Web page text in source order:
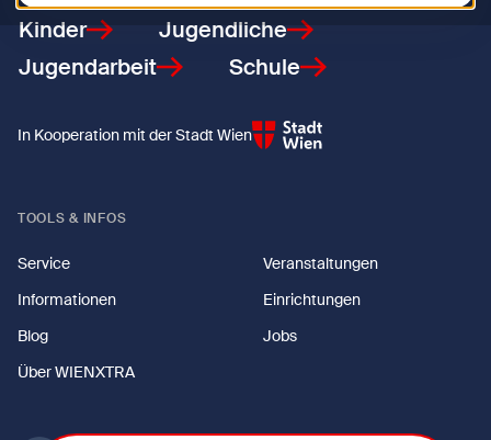
Kinder
Jugendliche
Jugendarbeit
Schule
In Kooperation mit der Stadt Wien
TOOLS & INFOS
Service
Veranstaltungen
Informationen
Einrichtungen
Blog
Jobs
Über WIENXTRA